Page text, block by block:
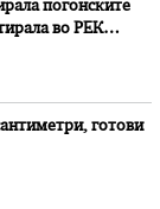
погонските
во РЕК
готови